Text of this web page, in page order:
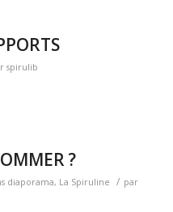
spirulib
?
diaporama, La Spiruline / par